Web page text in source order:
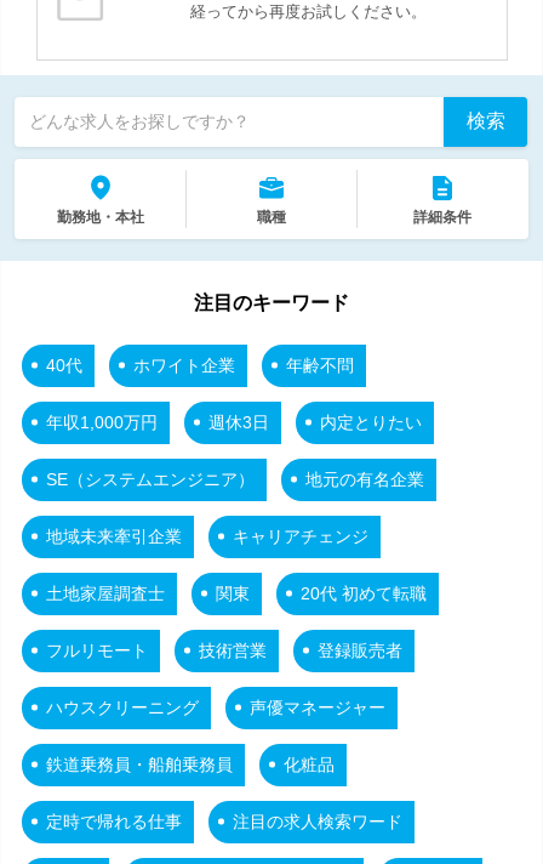
経ってから再度お試しください。
どんな求人をお探しですか？ 検索
勤務地・本社 職種 詳細条件
注目のキーワード
40代 ホワイト企業 年齢不問
年収1,000万円 週休3日 内定とりたい
SE（システムエンジニア） 地元の有名企業
地域未来牽引企業 キャリアチェンジ
土地家屋調査士 関東 20代 初めて転職
フルリモート 技術営業 登録販売者
ハウスクリーニング 声優マネージャー
鉄道乗務員・船舶乗務員 化粧品
定時で帰れる仕事 注目の求人検索ワード